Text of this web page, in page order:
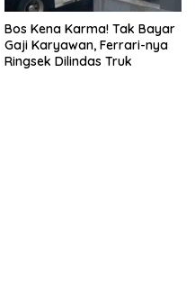
Bos Kena Karma! Tak Bayar
Gaji Karyawan, Ferrari-nya
Ringsek Dilindas Truk